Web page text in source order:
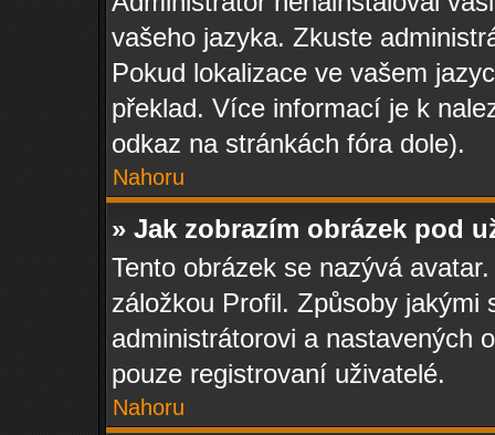
vašeho jazyka. Zkuste
Pokud lokalizace ve vašem
překlad. Více informací je k
odkaz na stránkách fóra dole).
Nahoru
» Jak zobrazím obrázek pod
Tento obrázek se nazývá
záložkou Profil. Způsoby
administrátorovi a nastavených
pouze registrovaní uživatelé.
Nahoru